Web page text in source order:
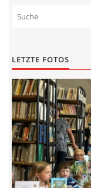
LETZTE FOTOS